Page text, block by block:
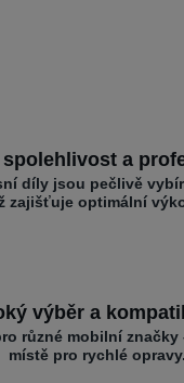
spolehlivost a
díly jsou pečlivě
zajišťuje optimální
výběr a
různé mobilní značky
místě pro rychlé opravy.